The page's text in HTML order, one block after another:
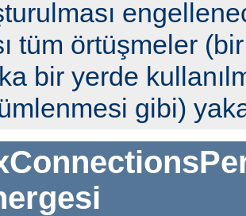
tüm örtüşmeler
bir yerde
gibi)